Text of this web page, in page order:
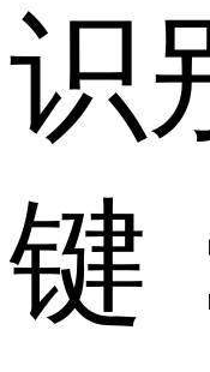
识
键